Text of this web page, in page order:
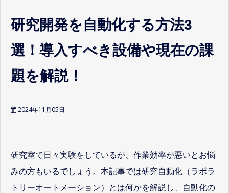
研究開発を自動化する方法3
選！導入すべき設備や現在の課
題を解説！
2024年11月05日
研究室で日々実験をしているが、作業効率が悪いとお悩
みの方もいるでしょう。本記事では研究自動化（ラボラ
トリーオートメーション）とは何かを解説し、自動化の